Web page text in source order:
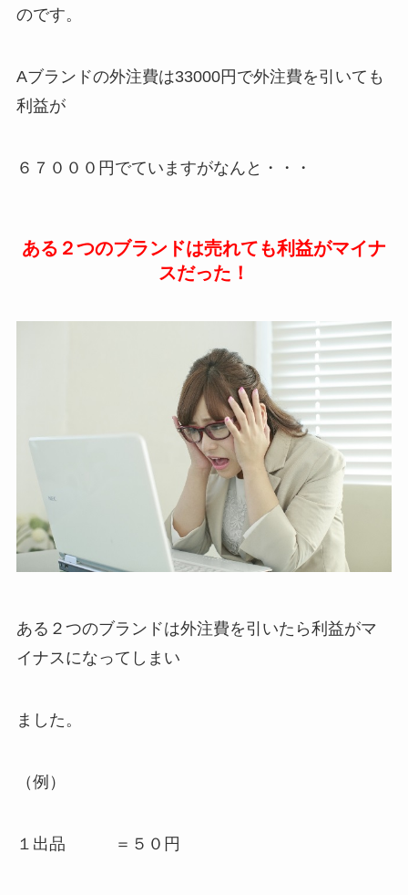
のです。
Aブランドの外注費は33000円で外注費を引いても
利益が
６７０００円でていますがなんと・・・
ある２つのブランドは売れても利益がマイナ
スだった！
ある２つのブランドは外注費を引いたら利益がマ
イナスになってしまい
ました。
（例）
１出品 ＝５０円